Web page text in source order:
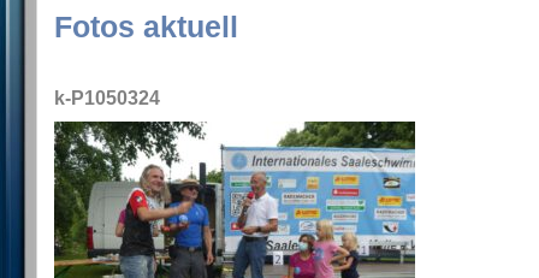
Fotos aktuell
k-P1050324